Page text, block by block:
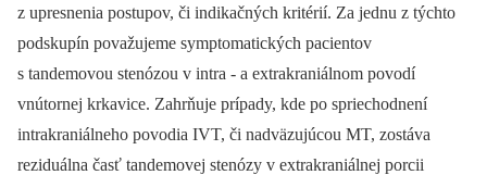
z upresnenia postupov, či indikačných kritérií. Za jednu z týchto
podskupín považujeme symptomatických pacientov
s tandemovou stenózou v intra -⁠ a extrakraniálnom povodí
vnútornej krkavice. Zahrňuje prípady, kde po spriechodnení
intrakraniálneho povodia IVT, či nadväzujúcou MT, zostáva
reziduálna časť tandemovej stenózy v extrakraniálnej porcii